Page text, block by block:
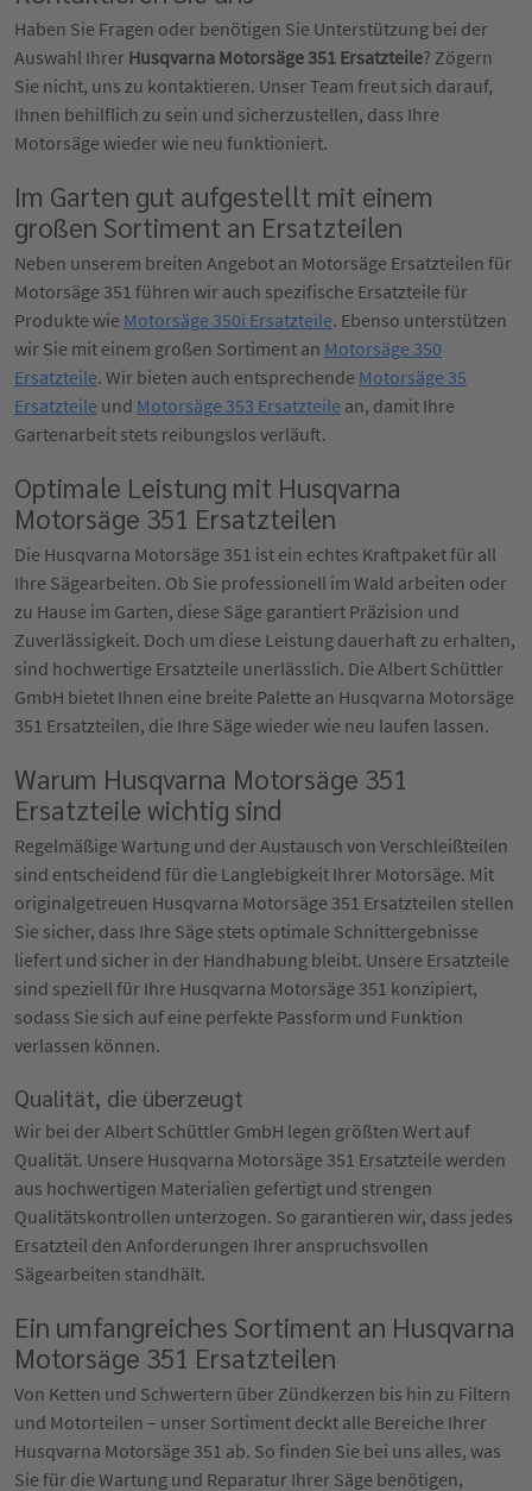
Haben Sie Fragen oder benötigen Sie Unterstützung bei der
Auswahl Ihrer Husqvarna Motorsäge 351 Ersatzteile? Zögern
Sie nicht, uns zu kontaktieren. Unser Team freut sich darauf,
Ihnen behilflich zu sein und sicherzustellen, dass Ihre
Motorsäge wieder wie neu funktioniert.
Im Garten gut aufgestellt mit einem
großen Sortiment an Ersatzteilen
Neben unserem breiten Angebot an Motorsäge Ersatzteilen für
Motorsäge 351 führen wir auch spezifische Ersatzteile für
Produkte wie Motorsäge 350i Ersatzteile. Ebenso unterstützen
wir Sie mit einem großen Sortiment an Motorsäge 350
Ersatzteile. Wir bieten auch entsprechende Motorsäge 35
Ersatzteile und Motorsäge 353 Ersatzteile an, damit Ihre
Gartenarbeit stets reibungslos verläuft.
Optimale Leistung mit Husqvarna
Motorsäge 351 Ersatzteilen
Die Husqvarna Motorsäge 351 ist ein echtes Kraftpaket für all
Ihre Sägearbeiten. Ob Sie professionell im Wald arbeiten oder
zu Hause im Garten, diese Säge garantiert Präzision und
Zuverlässigkeit. Doch um diese Leistung dauerhaft zu erhalten,
sind hochwertige Ersatzteile unerlässlich. Die Albert Schüttler
GmbH bietet Ihnen eine breite Palette an Husqvarna Motorsäge
351 Ersatzteilen, die Ihre Säge wieder wie neu laufen lassen.
Warum Husqvarna Motorsäge 351
Ersatzteile wichtig sind
Regelmäßige Wartung und der Austausch von Verschleißteilen
sind entscheidend für die Langlebigkeit Ihrer Motorsäge. Mit
originalgetreuen Husqvarna Motorsäge 351 Ersatzteilen stellen
Sie sicher, dass Ihre Säge stets optimale Schnittergebnisse
liefert und sicher in der Handhabung bleibt. Unsere Ersatzteile
sind speziell für Ihre Husqvarna Motorsäge 351 konzipiert,
sodass Sie sich auf eine perfekte Passform und Funktion
verlassen können.
Qualität, die überzeugt
Wir bei der Albert Schüttler GmbH legen größten Wert auf
Qualität. Unsere Husqvarna Motorsäge 351 Ersatzteile werden
aus hochwertigen Materialien gefertigt und strengen
Qualitätskontrollen unterzogen. So garantieren wir, dass jedes
Ersatzteil den Anforderungen Ihrer anspruchsvollen
Sägearbeiten standhält.
Ein umfangreiches Sortiment an Husqvarna
Motorsäge 351 Ersatzteilen
Von Ketten und Schwertern über Zündkerzen bis hin zu Filtern
und Motorteilen – unser Sortiment deckt alle Bereiche Ihrer
Husqvarna Motorsäge 351 ab. So finden Sie bei uns alles, was
Sie für die Wartung und Reparatur Ihrer Säge benötigen,